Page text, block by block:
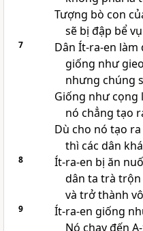
Tượng bò con
sẽ bị đập bể
7
Dân Ít-ra-en làm
giống như
nhưng chúng
Giống như cọng
nó chẳng tạo
Dù cho nó tạo
thì các dân
8
Ít-ra-en bị ăn
dân ta trà trộn
và trở thành
9
Ít-ra-en giống
Nó chạy đến